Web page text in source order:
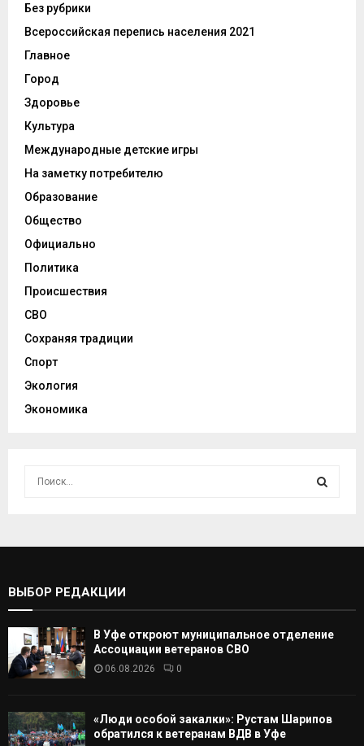
Без рубрики
Всероссийская перепись населения 2021
Главное
Город
Здоровье
Культура
Международные детские игры
На заметку потребителю
Образование
Общество
Официально
Политика
Происшествия
СВО
Сохраняя традиции
Спорт
Экология
Экономика
С
А
ВЫБОР РЕДАКЦИИ
В Уфе откроют муниципальное отделение
Ассоциации ветеранов СВО
06.08.2026 0
«Люди особой закалки»: Рустам Шарипов
обратился к ветеранам ВДВ в Уфе